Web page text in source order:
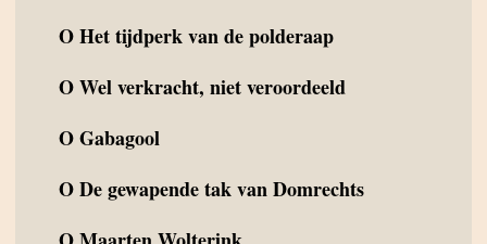
OHet tijdperk van de polderaap
OWel verkracht, niet veroordeeld
OGabagool
ODe gewapende tak van Domrechts